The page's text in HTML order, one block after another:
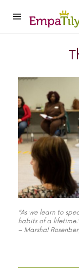
“As we learn to
habits of a
– Marshal